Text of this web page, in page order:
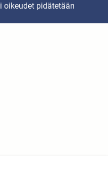
oikeudet pidätetään